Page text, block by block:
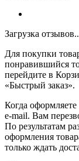
Загрузка
Для покупки
понравившийся
перейдите в
«Быстрый заказ».
Когда
e-mail. Вам
По результатам
оформления
только ждать